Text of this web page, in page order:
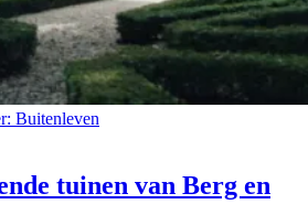
Buitenleven
tuinen van Berg en